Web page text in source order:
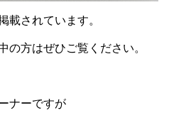
載されています。
の方はぜひご覧ください。
ナーですが